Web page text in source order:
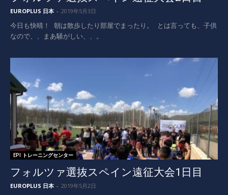
EUROPLUS 日本 - 2019年5月3日
今日も快晴！ 朝は散歩したり部屋でまったり。 とは言っても、子供
なので、、まあ騒がしい、、。
EPI トレーニングセンター
フォルツァ選抜スペイン遠征大会1日目
EUROPLUS 日本 - 2019年5月2日